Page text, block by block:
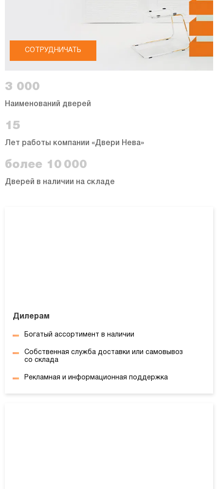
СОТРУДНИЧАТЬ
3 000
Наименований дверей
15
Лет работы компании «Двери Нева»
более 10 000
Дверей в наличии на складе
Дилерам
Богатый ассортимент в наличии
Собственная служба доставки или самовывоз
со склада
Рекламная и информационная поддержка